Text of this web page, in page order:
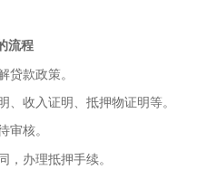
流程
贷款政策。
、收入证明、抵押物证明等。
审核。
，办理抵押手续。